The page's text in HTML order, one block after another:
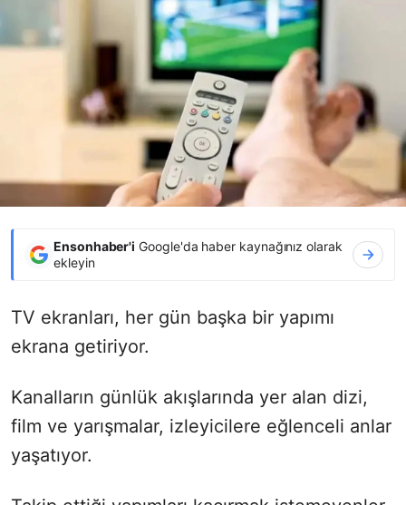
Ensonhaber'i Google'da haber kaynağınız olarak
ekleyin
TV ekranları, her gün başka bir yapımı
ekrana getiriyor.
Kanalların günlük akışlarında yer alan dizi,
film ve yarışmalar, izleyicilere eğlenceli anlar
yaşatıyor.